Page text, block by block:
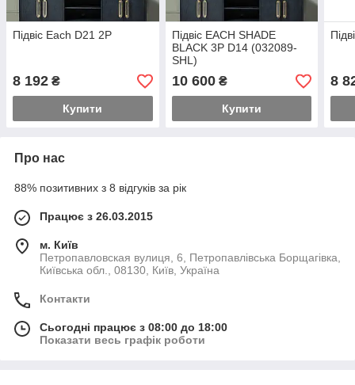
Підвіс Each D21 2P
8 192 ₴
Купити
Підвіс EACH SHADE
BLACK 3P D14 (032089-
SHL)
10 600₴
Купити
8
Про нас
88% позитивних з 8 відгуків за рік
Працює з 26.03.2015
м. Київ
Петропавловская вулиця, 6, Петропавлівська Борщагівка,
Київська обл., 08130, Київ, Україна
Контакти
Сьогодні працює з 08:00 до 18:00
Показати весь графік роботи